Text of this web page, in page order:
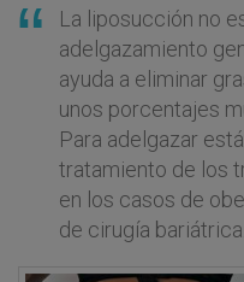
La liposucción no
adelgazamiento
ayuda a eliminar
unos porcentajes
Para adelgazar
tratamiento de los
en los casos de
de cirugía bariátrica.